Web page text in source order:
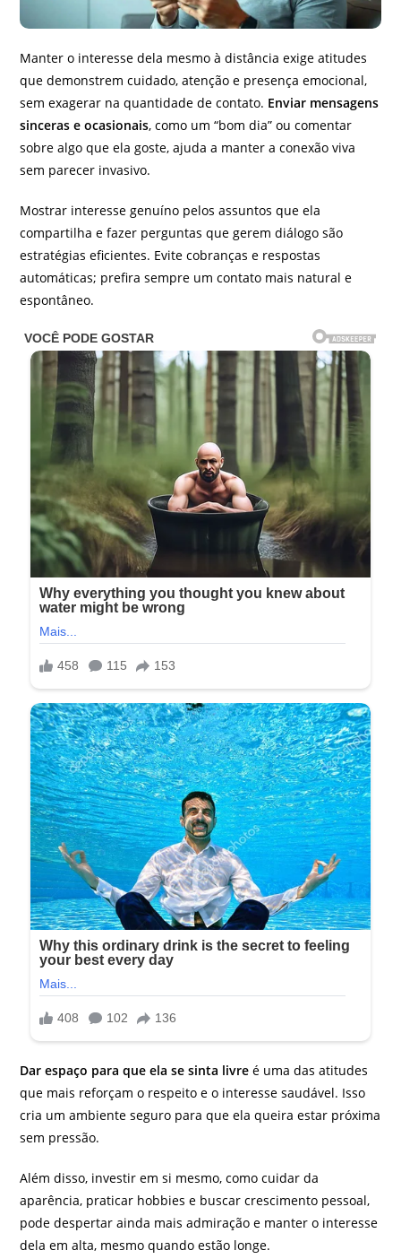
Manter o interesse dela mesmo à distância exige atitudes
que demonstrem cuidado, atenção e presença emocional,
sem exagerar na quantidade de contato. Enviar mensagens
sinceras e ocasionais, como um “bom dia” ou comentar
sobre algo que ela goste, ajuda a manter a conexão viva
sem parecer invasivo.
Mostrar interesse genuíno pelos assuntos que ela
compartilha e fazer perguntas que gerem diálogo são
estratégias eficientes. Evite cobranças e respostas
automáticas; prefira sempre um contato mais natural e
espontâneo.
Dar espaço para que ela se sinta livre é uma das atitudes
que mais reforçam o respeito e o interesse saudável. Isso
cria um ambiente seguro para que ela queira estar próxima
sem pressão.
Além disso, investir em si mesmo, como cuidar da
aparência, praticar hobbies e buscar crescimento pessoal,
pode despertar ainda mais admiração e manter o interesse
dela em alta, mesmo quando estão longe.